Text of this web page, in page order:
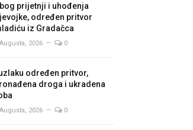
prijetnji i uhođenja
određen pritvor
iz Gradačca
2026 0
određen pritvor,
droga i ukradena
2026 0